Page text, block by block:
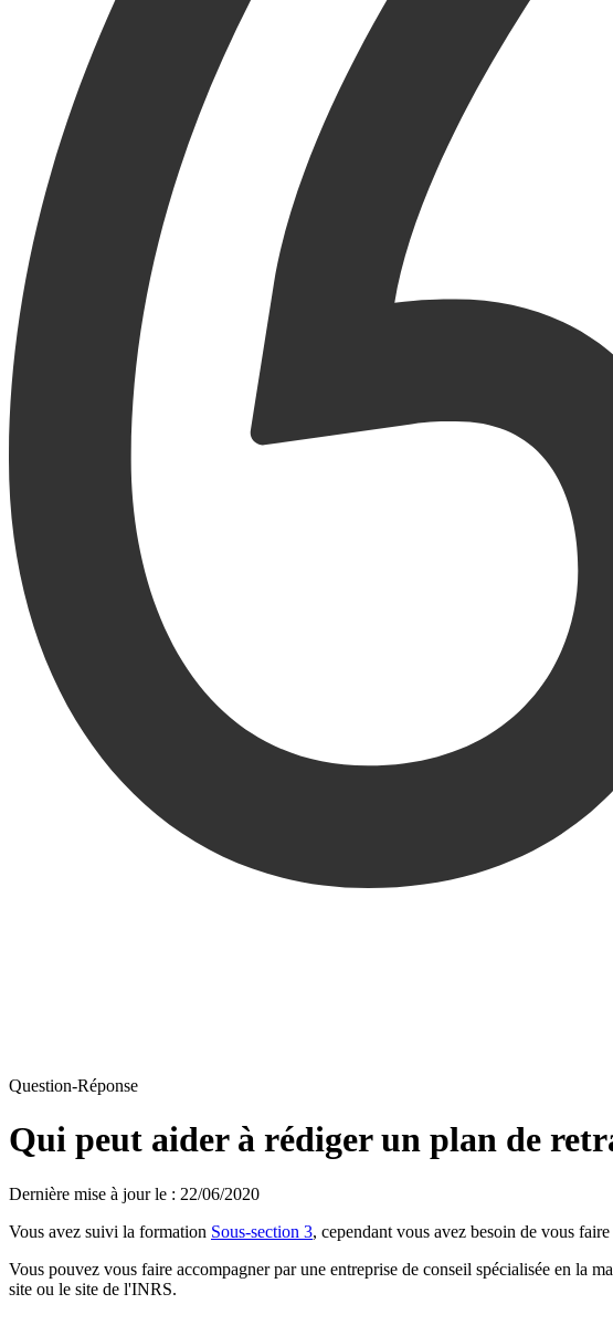
Question-Réponse
Qui peut aider à rédiger un plan de
Dernière mise à jour le : 22/06/2020
Vous avez suivi la formation Sous-section 3, cependant vous avez besoin de vous
Vous pouvez vous faire accompagner par une entreprise de conseil spécialisée en la
site ou le site de l'INRS.